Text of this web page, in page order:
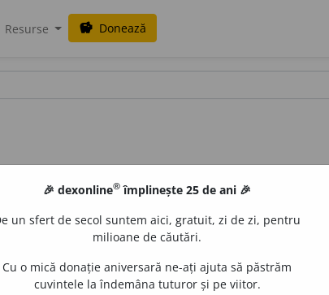
Resurse savings Donează
🎉 dexonline® împlinește 25 de ani 🎉
un sfert de secol suntem aici, gratuit, zi de zi, pentru
milioane de căutări.
Cu o mică donație aniversară ne-ați ajuta să păstrăm
cuvintele la îndemâna tuturor și pe viitor.